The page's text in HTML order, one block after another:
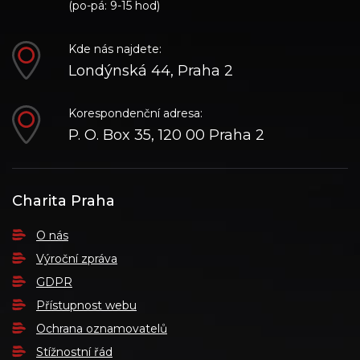
(po-pá: 9-15 hod)
Kde nás najdete:
Londýnská 44, Praha 2
Korespondenční adresa:
P. O. Box 35, 120 00 Praha 2
Charita Praha
O nás
Výroční zpráva
GDPR
Přístupnost webu
Ochrana oznamovatelů
Stížnostní řád